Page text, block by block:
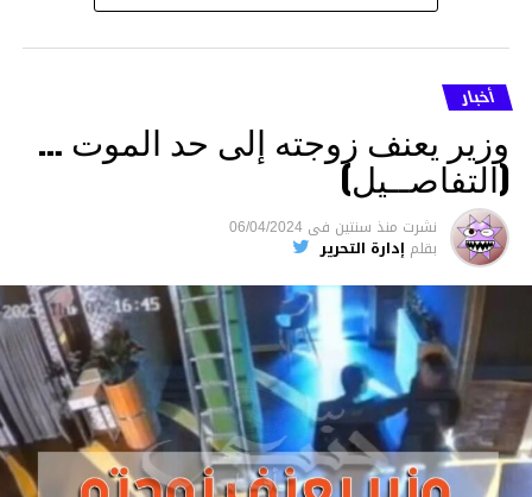
أخبار
وزير يعنف زوجته إلى حد الموت …
(التفاصــيل)
نشرت منذ سنتين فى 06/04/2024
بقلم إدارة التحرير